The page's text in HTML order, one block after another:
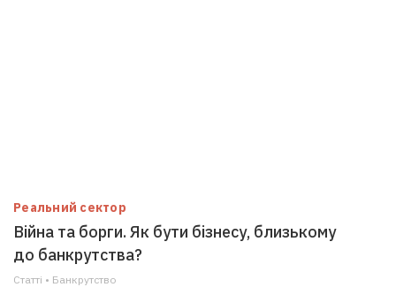
Реальний сектор
Війна та борги. Як бути бізнесу, близькому
до банкрутства?
Статті • Банкрутство